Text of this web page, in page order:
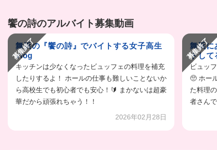
饗の詩のアルバイト募集動画
募集終了
舞浜の『饗の詩』でバイトする女子高生
vlog
キッチンは少なくなったビュッフェの料理を補充
したりするよ！ ホールの仕事も難しいことないか
ら高校生でも初心者でも安心！🔰 まかないは超豪
華だから頑張れちゃう！！
2026年02月28日
募集終了
舞浜に
トして
ビュッ
🥺 ホー
た料理
者さん